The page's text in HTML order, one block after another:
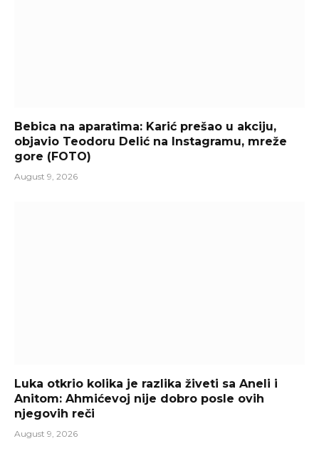
Bebica na aparatima: Karić prešao u akciju,
objavio Teodoru Delić na Instagramu, mreže
gore (FOTO)
August 9, 2026
Luka otkrio kolika je razlika živeti sa Aneli i
Anitom: Ahmićevoj nije dobro posle ovih
njegovih reči
August 9, 2026